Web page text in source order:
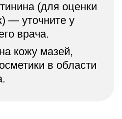
(для оценки
— уточните у
врача.
кожу мазей,
в области